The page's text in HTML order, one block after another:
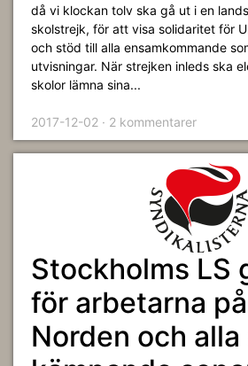
då vi klockan tolv ska gå ut i en
skolstrejk, för att visa solidaritet för
och stöd till alla ensamkommande
utvisningar. När strejken inleds ska
skolor lämna sina...
2017-12-02 · 2 kommentarer
Stockholms LS
för arbetarna
Norden och alla